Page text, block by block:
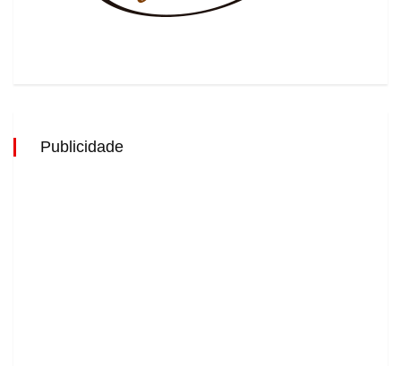
Publicidade